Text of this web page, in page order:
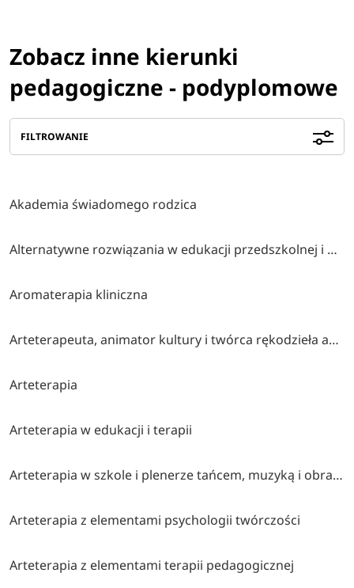
Zobacz inne kierunki
pedagogiczne - podyplomowe
FILTROWANIE
Akademia świadomego rodzica
Alternatywne rozwiązania w edukacji przedszkolnej i wczesnoszkolnej
Aromaterapia kliniczna
Arteterapeuta, animator kultury i twórca rękodzieła artystycznego
Arteterapia
Arteterapia w edukacji i terapii
Arteterapia w szkole i plenerze tańcem, muzyką i obrazem malowana (współorganizatorzy stowarzyszenie twórcze brzózki, cen bydgoszcz, klub myśli twórczej akp bydgoszcz)
Arteterapia z elementami psychologii twórczości
Arteterapia z elementami terapii pedagogicznej